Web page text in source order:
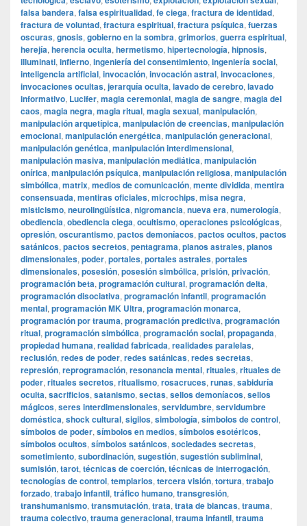
falsa bandera, falsa espiritualidad, fe ciega, fractura de identidad,
fractura de voluntad, fractura espiritual, fractura psíquica, fuerzas
oscuras, gnosis, gobierno en la sombra, grimorios, guerra espiritual,
herejía, herencia oculta, hermetismo, hipertecnología, hipnosis,
illuminati, infierno, ingeniería del consentimiento, ingeniería social,
inteligencia artificial, invocación, invocación astral, invocaciones,
invocaciones ocultas, jerarquía oculta, lavado de cerebro, lavado
informativo, Lucifer, magia ceremonial, magia de sangre, magia del
caos, magia negra, magia ritual, magia sexual, manipulación,
manipulación arquetípica, manipulación de creencias, manipulación
emocional, manipulación energética, manipulación generacional,
manipulación genética, manipulación interdimensional,
manipulación masiva, manipulación mediática, manipulación
onírica, manipulación psíquica, manipulación religiosa, manipulación
simbólica, matrix, medios de comunicación, mente dividida, mentira
consensuada, mentiras oficiales, microchips, misa negra,
misticismo, neurolingüística, nigromancia, nueva era, numerología,
obediencia, obediencia ciega, ocultismo, operaciones psicológicas,
opresión, oscurantismo, pactos demoníacos, pactos ocultos, pactos
satánicos, pactos secretos, pentagrama, planos astrales, planos
dimensionales, poder, portales, portales astrales, portales
dimensionales, posesión, posesión simbólica, prisión, privación,
programación beta, programación cultural, programación delta,
programación disociativa, programación infantil, programación
mental, programación MK Ultra, programación monarca,
programación por trauma, programación predictiva, programación
ritual, programación simbólica, programación social, propaganda,
propiedad humana, realidad fabricada, realidades paralelas,
reclusión, redes de poder, redes satánicas, redes secretas,
represión, reprogramación, resonancia mental, rituales, rituales de
poder, rituales secretos, ritualismo, rosacruces, runas, sabiduría
oculta, sacrificios, satanismo, sectas, sellos demoníacos, sellos
mágicos, seres interdimensionales, servidumbre, servidumbre
doméstica, shock cultural, sigilos, simbología, símbolos de control,
símbolos de poder, símbolos en medios, símbolos esotéricos,
símbolos ocultos, símbolos satánicos, sociedades secretas,
sometimiento, subordinación, sugestión, sugestión subliminal,
sumisión, tarot, técnicas de coerción, técnicas de interrogación,
tecnologías de control, templarios, tercera visión, tortura, trabajo
forzado, trabajo infantil, tráfico humano, transgresión,
transhumanismo, transmutación, trata, trata de blancas, trauma,
trauma colectivo, trauma generacional, trauma infantil, trauma